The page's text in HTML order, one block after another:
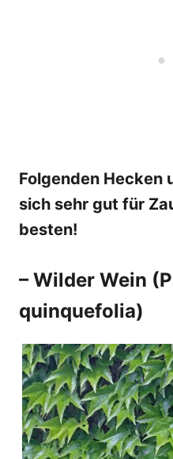
Folgenden Hecken
sich sehr gut für
besten!
– Wilder Wein (
quinquefolia)